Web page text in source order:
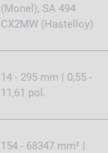
(Monel), SA 494
CX2MW (Hastelloy)
14 - 295 mm | 0,55 -
11,61 pol.
154 - 68347 mm² |